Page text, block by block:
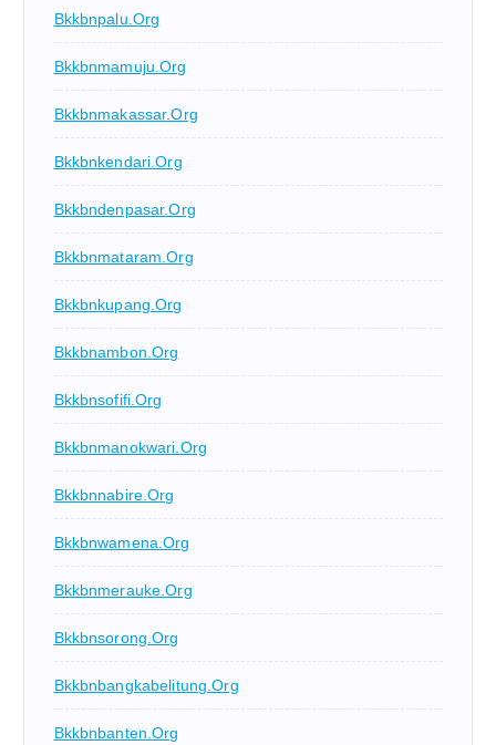
Bkkbnpalu.org
Bkkbnmamuju.org
Bkkbnmakassar.org
Bkkbnkendari.org
Bkkbndenpasar.org
Bkkbnmataram.org
Bkkbnkupang.org
Bkkbnambon.org
Bkkbnsofifi.org
Bkkbnmanokwari.org
Bkkbnnabire.org
Bkkbnwamena.org
Bkkbnmerauke.org
Bkkbnsorong.org
Bkkbnbangkabelitung.org
Bkkbnbanten.org